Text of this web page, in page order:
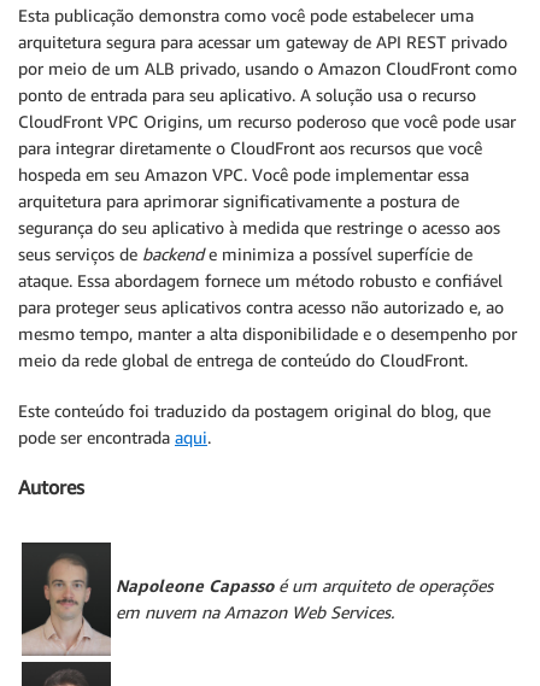
Esta publicação demonstra como você pode estabelecer uma
arquitetura segura para acessar um gateway de API REST privado
por meio de um ALB privado, usando o Amazon CloudFront como
ponto de entrada para seu aplicativo. A solução usa o recurso
CloudFront VPC Origins, um recurso poderoso que você pode usar
para integrar diretamente o CloudFront aos recursos que você
hospeda em seu Amazon VPC. Você pode implementar essa
arquitetura para aprimorar significativamente a postura de
segurança do seu aplicativo à medida que restringe o acesso aos
seus serviços de backende minimiza a possível superfície de
ataque. Essa abordagem fornece um método robusto e confiável
para proteger seus aplicativos contra acesso não autorizado e, ao
mesmo tempo, manter a alta disponibilidade e o desempenho por
meio da rede global de entrega de conteúdo do CloudFront.
Este conteúdo foi traduzido da postagem original do blog, que
pode ser encontrada aqui.
Autores
Napoleone Capassoé um arquiteto de operações
em nuvem na Amazon Web Services.